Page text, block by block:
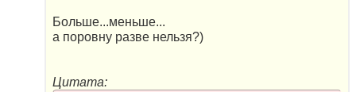
Больше...меньше...
а поровну разве нельзя?)
Цитата: